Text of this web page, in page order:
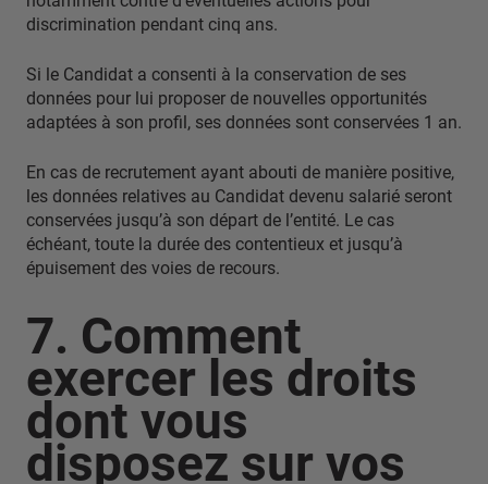
discrimination pendant cinq ans.
Si le Candidat a consenti à la conservation de ses
données pour lui proposer de nouvelles opportunités
adaptées à son profil, ses données sont conservées 1 an.
En cas de recrutement ayant abouti de manière positive,
les données relatives au Candidat devenu salarié seront
conservées jusqu’à son départ de l’entité. Le cas
échéant, toute la durée des contentieux et jusqu’à
épuisement des voies de recours.
7. Comment
exercer les droits
dont vous
disposez sur vos